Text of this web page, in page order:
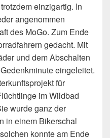
einzigartig. In
angenommen
des MoGo. Zum Ende
gedacht. Mit
und dem Abschalten
eingeleitet.
für
im Wildbad
wurde ganz der
in einem Bikerschal
konnte am Ende